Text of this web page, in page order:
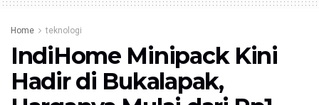
Home teknologi
IndiHome Minipack Kini
Hadir di Bukalapak,